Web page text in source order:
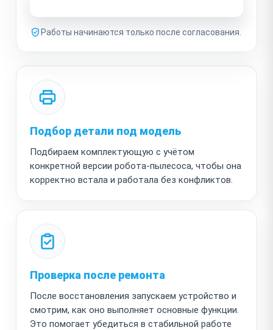
Работы начинаются только после согласования.
Подбор детали под модель
Подбираем комплектующую с учётом
конкретной версии робота-пылесоса, чтобы она
корректно встала и работала без конфликтов.
Проверка после ремонта
После восстановления запускаем устройство и
смотрим, как оно выполняет основные функции.
Это помогает убедиться в стабильной работе